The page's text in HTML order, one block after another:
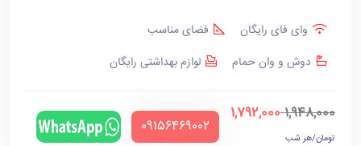
وای فای رایگان
فضای مناسب
دوش و وان حمام
لوازم بهداشتی رایگان
1,948,000
1,792,000
تومان/هر شب
‪09156469002‬